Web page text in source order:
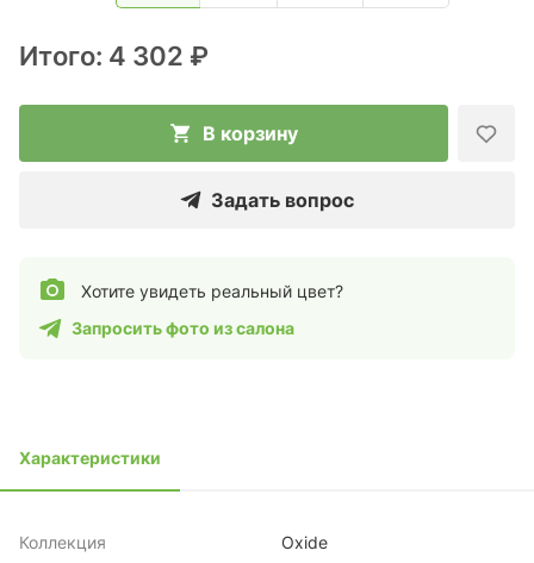
Итого: 4 302 ₽
В корзину
Задать вопрос
Хотите увидеть реальный цвет?
Запросить фото из салона
Характеристики
Коллекция Oxide